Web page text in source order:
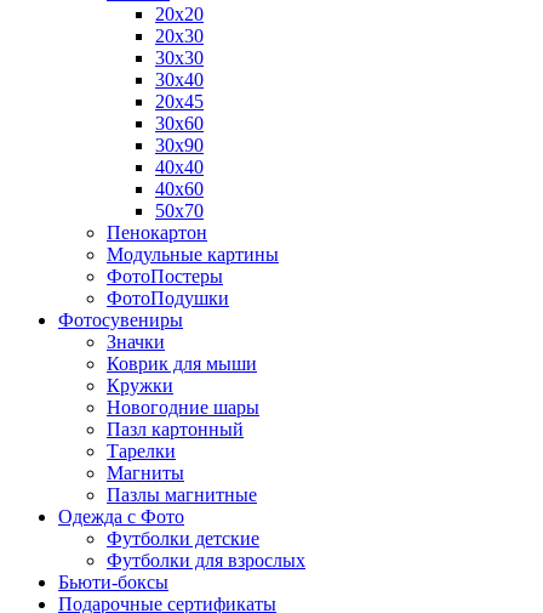
20х20
20х30
30х30
30х40
20х45
30х60
30х90
40х40
40х60
50х70
Пенокартон
Модульные картины
ФотоПостеры
ФотоПодушки
Фотоcувениры
Значки
Коврик для мыши
Кружки
Новогодние шары
Пазл картонный
Тарелки
Магниты
Пазлы магнитные
Одежда с Фото
Футболки детские
Футболки для взрослых
Бьюти-боксы
Подарочные сертификаты